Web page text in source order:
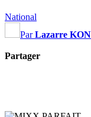
National
ParLazarre
Partager